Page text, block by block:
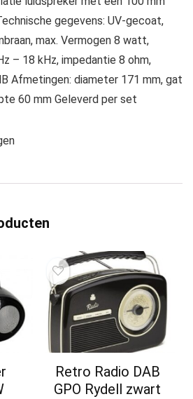
gegevens: UV-gecoat,
max. Vermogen 8 watt,
– 18 kHz, impedantie 8 ohm,
Afmetingen: diameter 171 mm, gat
60 mm Geleverd per set
Retro Radio DAB
GPO Rydell zwart